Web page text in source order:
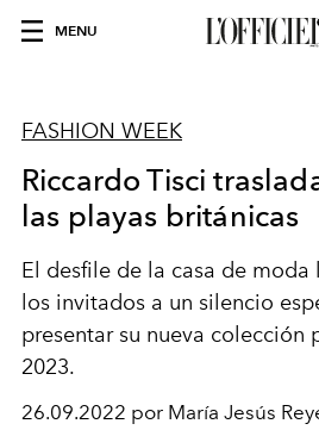
MENU
FASHION WEEK
Riccardo Tisci
las playas británicas
El desfile de la casa de moda
los invitados a un silencio
presentar su nueva colección
2023.
26.09.2022 por María Jesús